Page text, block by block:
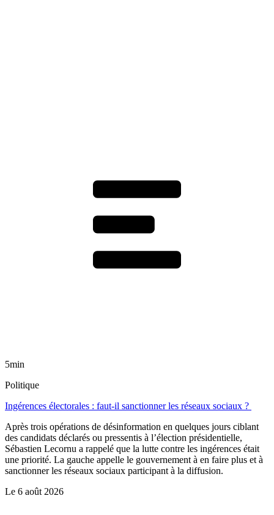
5min
Politique
Ingérences électorales : faut-il sanctionner les réseaux sociaux ?
Après trois opérations de désinformation en quelques jours ciblant
des candidats déclarés ou pressentis à l’élection présidentielle,
Sébastien Lecornu a rappelé que la lutte contre les ingérences était
une priorité. La gauche appelle le gouvernement à en faire plus et à
sanctionner les réseaux sociaux participant à la diffusion.
Le 6 août 2026